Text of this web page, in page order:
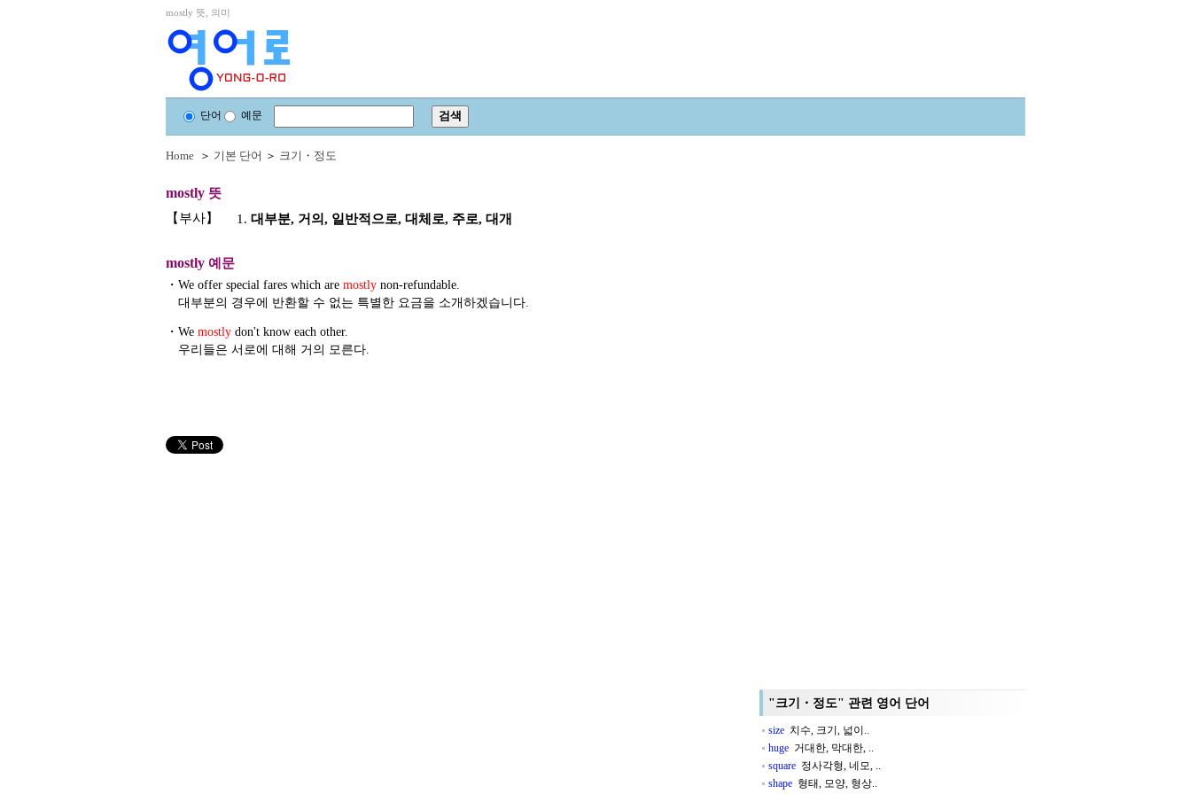
mostly 뜻, 의미
단어 예문
Home ＞ 기본 단어 ＞ 크기・정도
mostly 뜻
【부사】
1. 대부분, 거의, 일반적으로, 대체로, 주로, 대개
mostly 예문
・ We offer special fares which are mostly non-refundable.
대부분의 경우에 반환할 수 없는 특별한 요금을 소개하겠습니다.
・ We mostly don't know each other.
우리들은 서로에 대해 거의 모른다.
"크기・정도" 관련 영어 단어
size 치수, 크기, 넓이..
huge 거대한, 막대한, ..
square 정사각형, 네모, ..
shape 형태, 모양, 형상..